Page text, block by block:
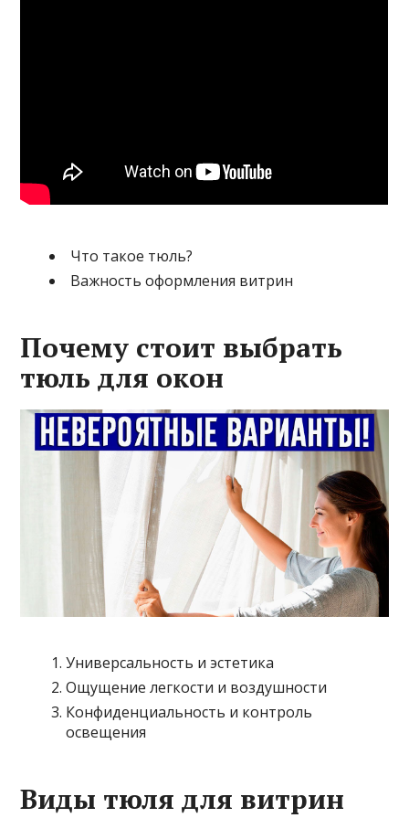
Что такое тюль?
Важность оформления витрин
Почему стоит выбрать
тюль для окон
Универсальность и эстетика
Ощущение легкости и воздушности
Конфиденциальность и контроль
освещения
Виды тюля для витрин